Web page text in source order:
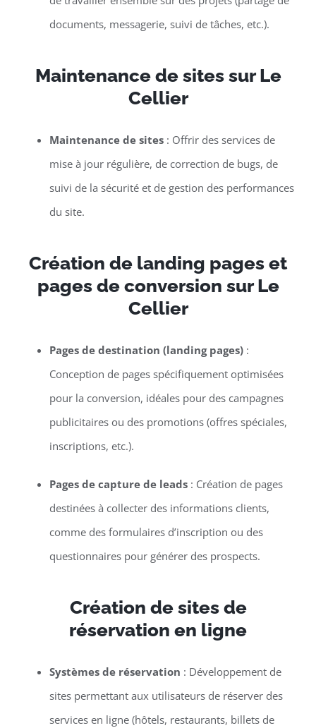
documents, messagerie, suivi de tâches, etc.).
Maintenance de sites sur Le
Cellier
Maintenance de sites: Offrir des services de
mise à jour régulière, de correction de bugs, de
suivi de la sécurité et de gestion des performances
du site.
Création de landing pages et
pages de conversion sur Le
Cellier
Pages de destination (landing pages):
Conception de pages spécifiquement optimisées
pour la conversion, idéales pour des campagnes
publicitaires ou des promotions (offres spéciales,
inscriptions, etc.).
Pages de capture de leads: Création de pages
destinées à collecter des informations clients,
comme des formulaires d’inscription ou des
questionnaires pour générer des prospects.
Création de sites de
réservation en ligne
Systèmes de réservation : Développement de
sites permettant aux utilisateurs de réserver des
services en ligne (hôtels, restaurants, billets de